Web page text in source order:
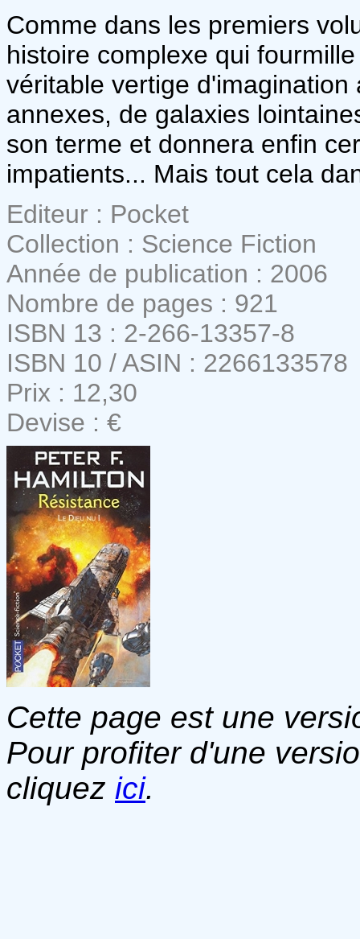
Comme dans les premiers
histoire complexe qui
véritable vertige
annexes, de galaxies
son terme et donnera enfin
impatients... Mais tout cela
Editeur : Pocket
Collection : Science Fiction
Année de publication : 2006
Nombre de pages : 921
ISBN 13 : 2-266-13357-8
ISBN 10 / ASIN : 2266133578
Prix : 12,30
Devise : €
Cette page est une
Pour profiter d'une
cliquez ici.